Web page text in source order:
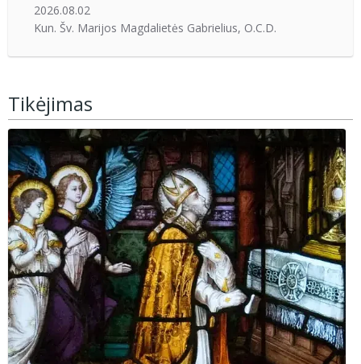
2026.08.02
Kun. Šv. Marijos Magdalietės Gabrielius, O.C.D.
Tikėjimas